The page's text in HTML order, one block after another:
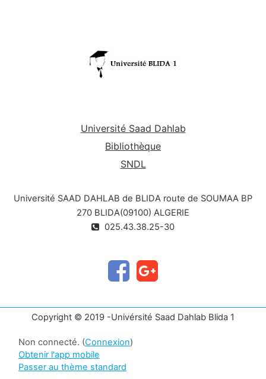
Université Saad Dahlab
Bibliothèque
SNDL
Université SAAD DAHLAB de BLIDA route de SOUMAA BP
270 BLIDA(09100) ALGERIE
025.43.38.25-30
Copyright © 2019 -Univérsité Saad Dahlab Blida 1
Non connecté. (Connexion)
Obtenir l'app mobile
Passer au thème standard